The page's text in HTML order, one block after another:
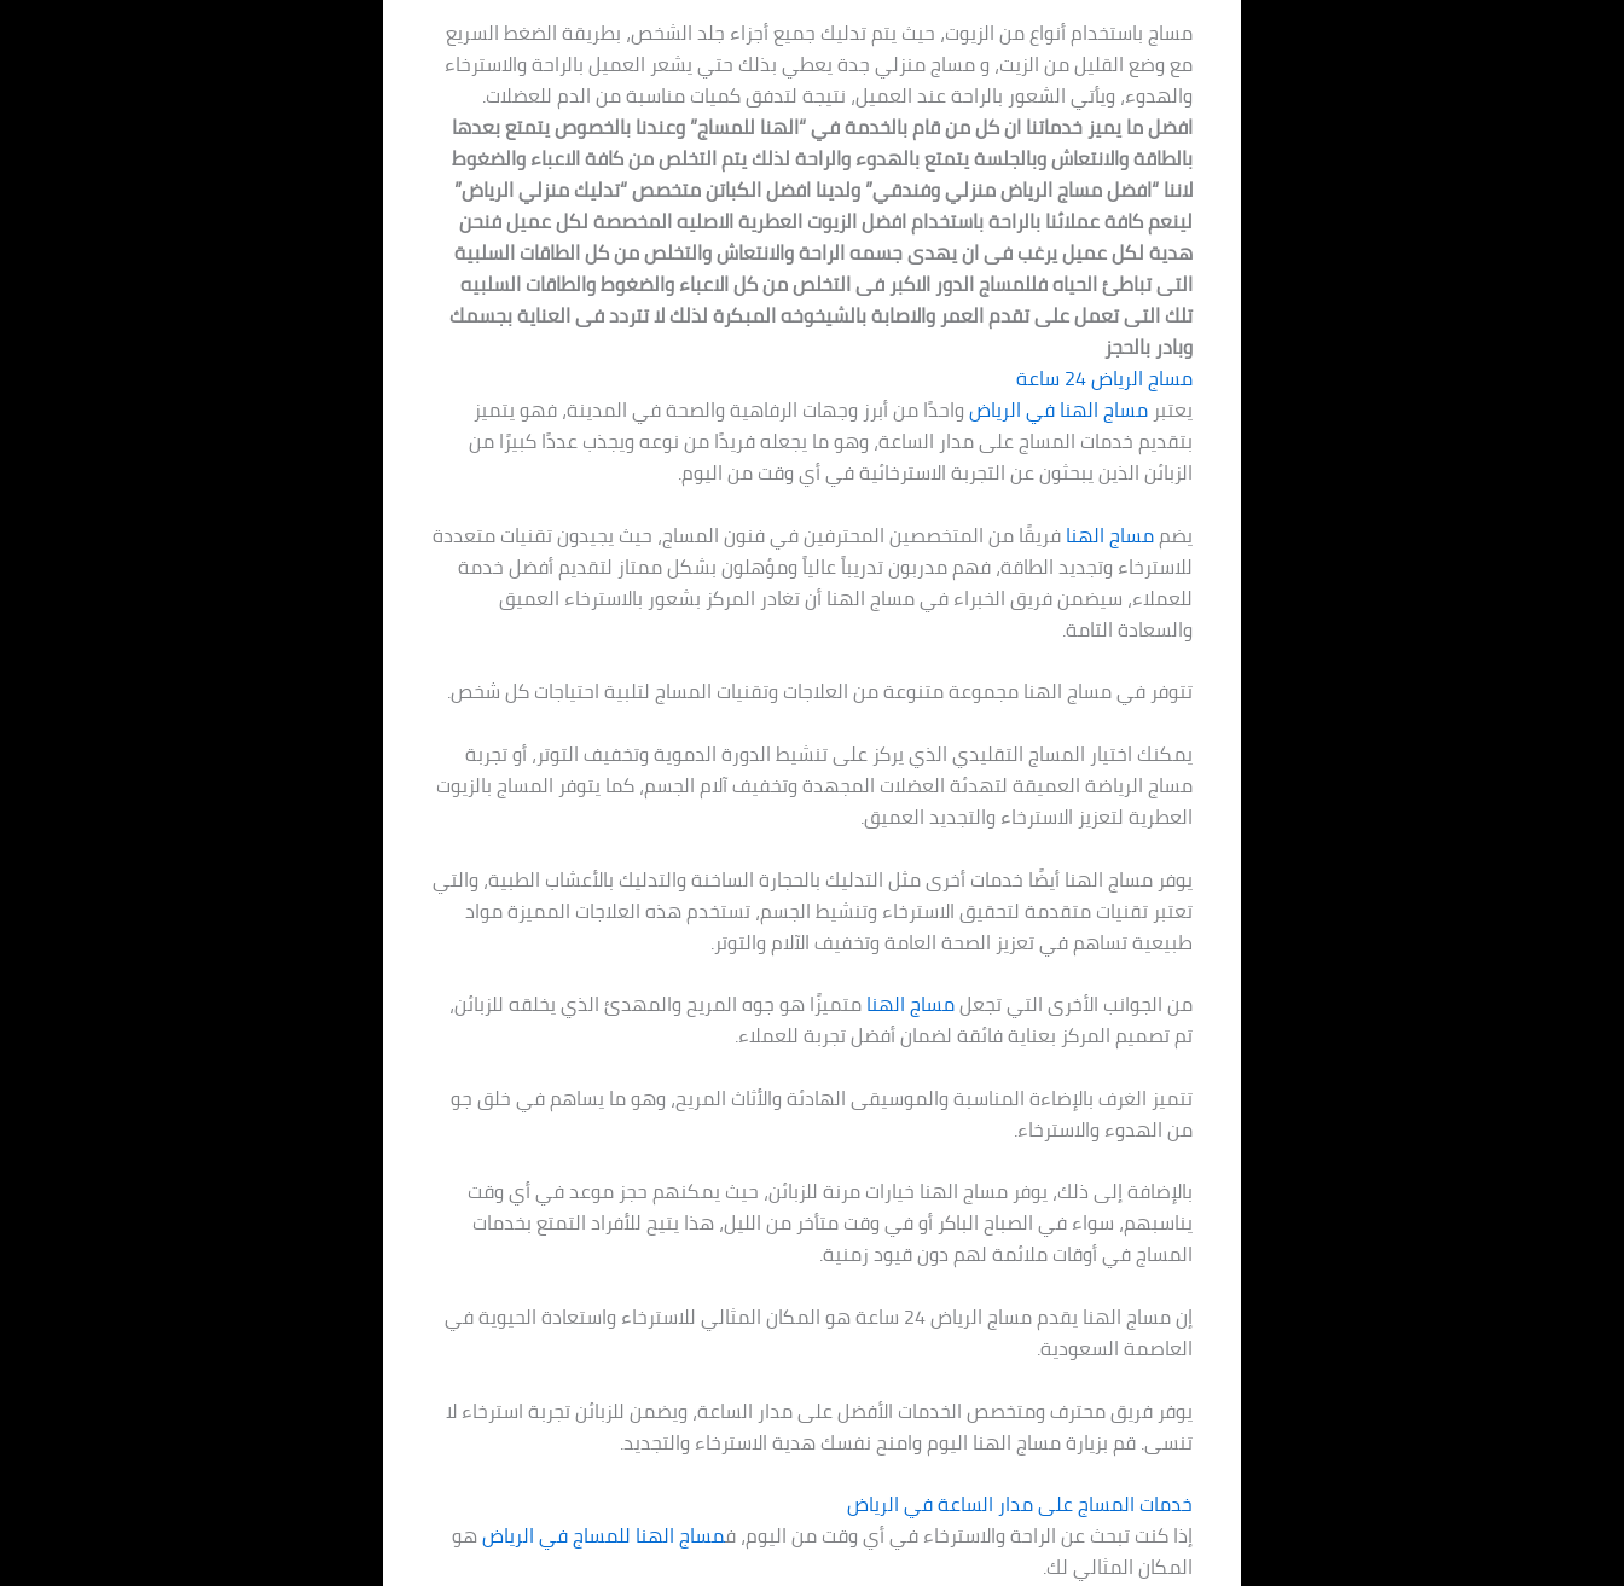
مساج باستخدام أنواع من الزيوت، حيث يتم تدليك جميع أجزاء جلد الشخص، بطريقة الضغط السريع
مع وضع القليل من الزيت، و مساج منزلي جدة يعطي بذلك حتي يشعر العميل بالراحة والاسترخاء
والهدوء، ويأتي الشعور بالراحة عند العميل، نتيجة لتدفق كميات مناسبة من الدم للعضلات.
افضل ما يميز خدماتنا ان كل من قام بالخدمة في “الهنا للمساج” وعندنا بالخصوص يتمتع بعدها
بالطاقة والانتعاش وبالجلسة يتمتع بالهدوء والراحة لذلك يتم التخلص من كافة الاعباء والضغوط
لاننا “افضل مساج الرياض منزلي وفندقي” ولدينا افضل الكباتن متخصص “تدليك منزلي الرياض”
لينعم كافة عملائنا بالراحة باستخدام افضل الزيوت العطرية الاصليه المخصصة لكل عميل فنحن
هدية لكل عميل يرغب فى ان يهدى جسمه الراحة والانتعاش والتخلص من كل الطاقات السلبية
التى تباطئ الحياه فللمساج الدور الاكبر فى التخلص من كل الاعباء والضغوط والطاقات السلبيه
تلك التى تعمل على تقدم العمر والاصابة بالشيخوخه المبكرة لذلك لا تتردد فى العناية بجسمك
وبادر بالحجز
مساج الرياض 24 ساعة
يعتبر مساج الهنا في الرياضواحدًا من أبرز وجهات الرفاهية والصحة في المدينة، فهو يتميز
بتقديم خدمات المساج على مدار الساعة، وهو ما يجعله فريدًا من نوعه ويجذب عددًا كبيرًا من
الزبائن الذين يبحثون عن التجربة الاسترخائية في أي وقت من اليوم.
يضممساج الهنافريقًا من المتخصصين المحترفين في فنون المساج، حيث يجيدون تقنيات متعددة
للاسترخاء وتجديد الطاقة، فهم مدربون تدريباً عالياً ومؤهلون بشكل ممتاز لتقديم أفضل خدمة
للعملاء، سيضمن فريق الخبراء في مساج الهنا أن تغادر المركز بشعور بالاسترخاء العميق
والسعادة التامة.
تتوفر في مساج الهنا مجموعة متنوعة من العلاجات وتقنيات المساج لتلبية احتياجات كل شخص.
يمكنك اختيار المساج التقليدي الذي يركز على تنشيط الدورة الدموية وتخفيف التوتر، أو تجربة
مساج الرياضة العميقة لتهدئة العضلات المجهدة وتخفيف آلام الجسم، كما يتوفر المساج بالزيوت
العطرية لتعزيز الاسترخاء والتجديد العميق.
يوفر مساج الهنا أيضًا خدمات أخرى مثل التدليك بالحجارة الساخنة والتدليك بالأعشاب الطبية، والتي
تعتبر تقنيات متقدمة لتحقيق الاسترخاء وتنشيط الجسم، تستخدم هذه العلاجات المميزة مواد
طبيعية تساهم في تعزيز الصحة العامة وتخفيف الآلام والتوتر.
من الجوانب الأخرى التي تجعلمساج الهنامتميزًا هو جوه المريح والمهدئ الذي يخلقه للزبائن،
تم تصميم المركز بعناية فائقة لضمان أفضل تجربة للعملاء.
تتميز الغرف بالإضاءة المناسبة والموسيقى الهادئة والأثاث المريح، وهو ما يساهم في خلق جو
من الهدوء والاسترخاء.
بالإضافة إلى ذلك، يوفر مساج الهنا خيارات مرنة للزبائن، حيث يمكنهم حجز موعد في أي وقت
يناسبهم، سواء في الصباح الباكر أو في وقت متأخر من الليل، هذا يتيح للأفراد التمتع بخدمات
المساج في أوقات ملائمة لهم دون قيود زمنية.
إن مساج الهنا يقدم مساج الرياض 24 ساعة هو المكان المثالي للاسترخاء واستعادة الحيوية في
العاصمة السعودية.
يوفر فريق محترف ومتخصص الخدمات الأفضل على مدار الساعة، ويضمن للزبائن تجربة استرخاء لا
تنسى. قم بزيارة مساج الهنا اليوم وامنح نفسك هدية الاسترخاء والتجديد.
خدمات المساج على مدار الساعة في الرياض
إذا كنت تبحث عن الراحة والاسترخاء في أي وقت من اليوم، فمساج الهنا للمساج في الرياضهو
المكان المثالي لك.